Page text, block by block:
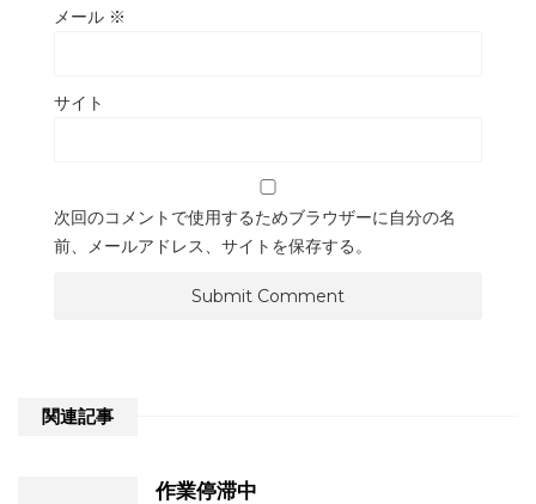
メール ※
サイト
次回のコメントで使用するためブラウザーに自分の名
前、メールアドレス、サイトを保存する。
関連記事
作業停滞中